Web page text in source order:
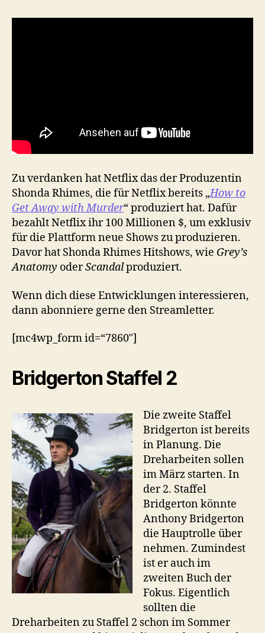
Zu verdanken hat Netflix das der Produzentin
Shonda Rhimes, die für Netflix bereits „How to
Get Away with Murder“ produziert hat. Dafür
bezahlt Netflix ihr 100 Millionen $, um exklusiv
für die Plattform neue Shows zu produzieren.
Davor hat Shonda Rhimes Hitshows, wie Grey’s
Anatomy oderScandalproduziert.
Wenn dich diese Entwicklungen interessieren,
dann abonniere gerne den Streamletter.
[mc4wp_form id=“7860″]
Bridgerton Staffel 2
Die zweite Staffel
Bridgerton ist bereits
in Planung. Die
Dreharbeiten sollen
im März starten. In
der 2. Staffel
Bridgerton könnte
Anthony Bridgerton
die Hauptrolle über
nehmen. Zumindest
ist er auch im
zweiten Buch der
Fokus. Eigentlich
sollten die
Dreharbeiten zu Staffel 2 schon im Sommer